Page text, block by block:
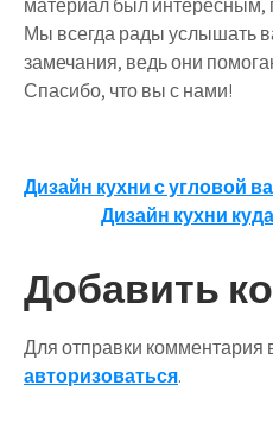
материал был интересным,
Мы всегда рады услышать
замечания, ведь они
Спасибо, что вы с нами!
Навигация
записям
Дизайн кухни с угловой
Дизайн кухни
Добавить
Для отправки комментария
авторизоваться.